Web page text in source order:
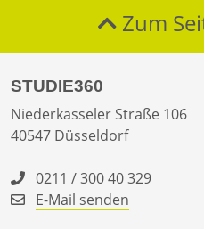
Zum
STUDIE360
Niederkasseler Straße 106
40547 Düsseldorf
0211 / 300 40 329
E-Mail senden